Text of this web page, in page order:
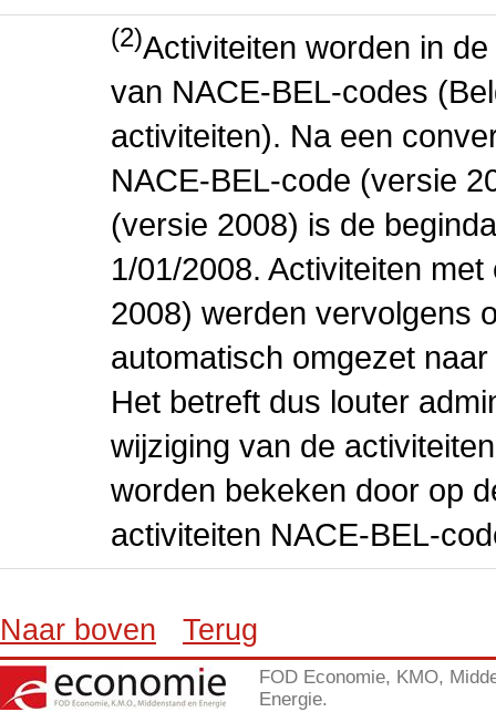
(2)Activiteiten worden in
van NACE-BEL-codes
activiteiten). Na een
NACE-BEL-code (versie
(versie 2008) is de
1/01/2008. Activiteiten
2008) werden vervolgens
automatisch omgezet
Het betreft dus louter
wijziging van de
worden bekeken door op
activiteiten NACE-BEL-
Naar boven Terug
FOD Economie, KMO,
Energie.